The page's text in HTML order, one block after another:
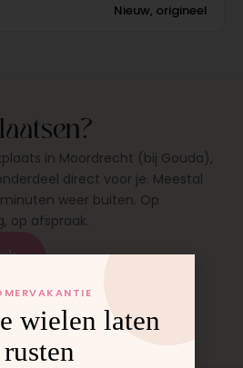
Nieuw, origineel
in Moordrecht (bij Gouda),
direct voor je. Meestal
weer buiten. Op
op afspraak.
wielen laten
rusten